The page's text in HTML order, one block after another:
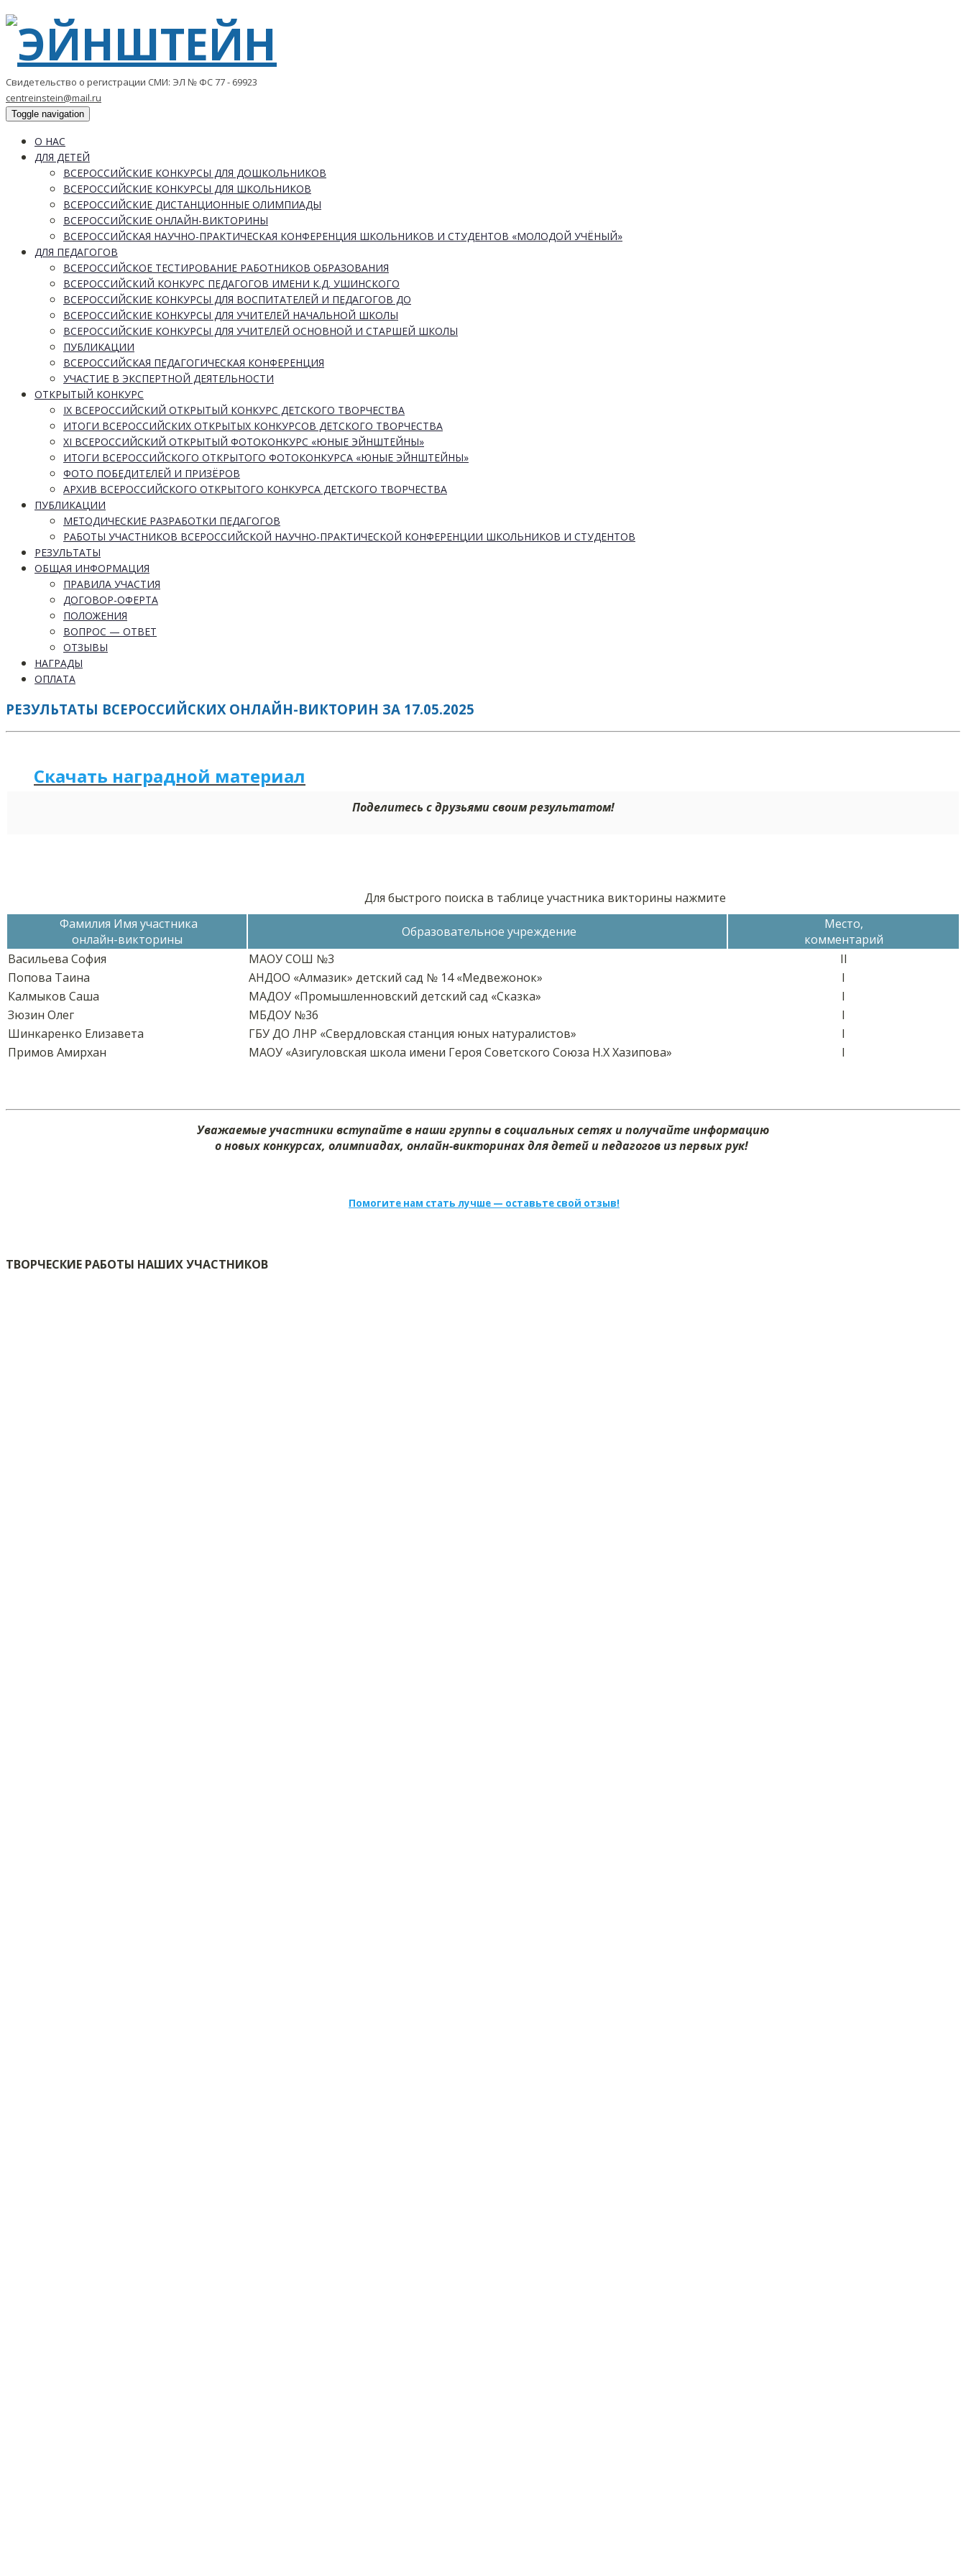
Свидетельство о регистрации СМИ: ЭЛ № ФС 77 - 69923
centreinstein@mail.ru
Toggle navigation
О НАС
ДЛЯ ДЕТЕЙ
ВСЕРОССИЙСКИЕ КОНКУРСЫ ДЛЯ ДОШКОЛЬНИКОВ
ВСЕРОССИЙСКИЕ КОНКУРСЫ ДЛЯ ШКОЛЬНИКОВ
ВСЕРОССИЙСКИЕ ДИСТАНЦИОННЫЕ ОЛИМПИАДЫ
ВСЕРОССИЙСКИЕ ОНЛАЙН-ВИКТОРИНЫ
ВСЕРОССИЙСКАЯ НАУЧНО-ПРАКТИЧЕСКАЯ КОНФЕРЕНЦИЯ ШКОЛЬНИКОВ И СТУДЕНТОВ «МОЛОДОЙ УЧЁНЫЙ»
ДЛЯ ПЕДАГОГОВ
ВСЕРОССИЙСКОЕ ТЕСТИРОВАНИЕ РАБОТНИКОВ ОБРАЗОВАНИЯ
ВСЕРОССИЙСКИЙ КОНКУРС ПЕДАГОГОВ ИМЕНИ К.Д. УШИНСКОГО
ВСЕРОССИЙСКИЕ КОНКУРСЫ ДЛЯ ВОСПИТАТЕЛЕЙ И ПЕДАГОГОВ ДО
ВСЕРОССИЙСКИЕ КОНКУРСЫ ДЛЯ УЧИТЕЛЕЙ НАЧАЛЬНОЙ ШКОЛЫ
ВСЕРОССИЙСКИЕ КОНКУРСЫ ДЛЯ УЧИТЕЛЕЙ ОСНОВНОЙ И СТАРШЕЙ ШКОЛЫ
ПУБЛИКАЦИИ
ВСЕРОССИЙСКАЯ ПЕДАГОГИЧЕСКАЯ КОНФЕРЕНЦИЯ
УЧАСТИЕ В ЭКСПЕРТНОЙ ДЕЯТЕЛЬНОСТИ
ОТКРЫТЫЙ КОНКУРС
IX ВСЕРОССИЙСКИЙ ОТКРЫТЫЙ КОНКУРС ДЕТСКОГО ТВОРЧЕСТВА
ИТОГИ ВСЕРОССИЙСКИХ ОТКРЫТЫХ КОНКУРСОВ ДЕТСКОГО ТВОРЧЕСТВА
XI ВСЕРОССИЙСКИЙ ОТКРЫТЫЙ ФОТОКОНКУРС «ЮНЫЕ ЭЙНШТЕЙНЫ»
ИТОГИ ВСЕРОССИЙСКОГО ОТКРЫТОГО ФОТОКОНКУРСА «ЮНЫЕ ЭЙНШТЕЙНЫ»
ФОТО ПОБЕДИТЕЛЕЙ И ПРИЗЁРОВ
АРХИВ ВСЕРОССИЙСКОГО ОТКРЫТОГО КОНКУРСА ДЕТСКОГО ТВОРЧЕСТВА
ПУБЛИКАЦИИ
МЕТОДИЧЕСКИЕ РАЗРАБОТКИ ПЕДАГОГОВ
РАБОТЫ УЧАСТНИКОВ ВСЕРОССИЙСКОЙ НАУЧНО-ПРАКТИЧЕСКОЙ КОНФЕРЕНЦИИ ШКОЛЬНИКОВ И СТУДЕНТОВ
РЕЗУЛЬТАТЫ
ОБЩАЯ ИНФОРМАЦИЯ
ПРАВИЛА УЧАСТИЯ
ДОГОВОР-ОФЕРТА
ПОЛОЖЕНИЯ
ВОПРОС — ОТВЕТ
ОТЗЫВЫ
НАГРАДЫ
ОПЛАТА
РЕЗУЛЬТАТЫ ВСЕРОССИЙСКИХ ОНЛАЙН-ВИКТОРИН ЗА 17.05.2025
Скачать наградной материал
Поделитесь с друзьями своим результатом!
Для быстрого поиска в таблице участника викторины нажмите
Фамилия Имя участника
онлайн-викторины
Образовательное учреждение
Место,
комментарий
Васильева София
МАОУ СОШ №3
II
Попова Таина
АНДОО «Алмазик» детский сад № 14 «Медвежонок»
I
Калмыков Саша
МАДОУ «Промышленновский детский сад «Сказка»
I
Зюзин Олег
МБДОУ №36
I
Шинкаренко Елизавета
ГБУ ДО ЛНР «Свердловская станция юных натуралистов»
I
Примов Амирхан
МАОУ «Азигуловская школа имени Героя Советского Союза Н.Х Хазипова» I
Уважаемые участники вступайте в наши группы в социальных сетях и получайте информацию
о новых конкурсах, олимпиадах, онлайн-викторинах для детей и педагогов из первых рук!
Помогите нам стать лучше — оставьте свой отзыв!
ТВОРЧЕСКИЕ РАБОТЫ НАШИХ УЧАСТНИКОВ